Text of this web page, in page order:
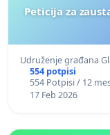
Peticija za
Udruženje građana
554 potpisi
554 Potpisi / 12
17 Feb 2026